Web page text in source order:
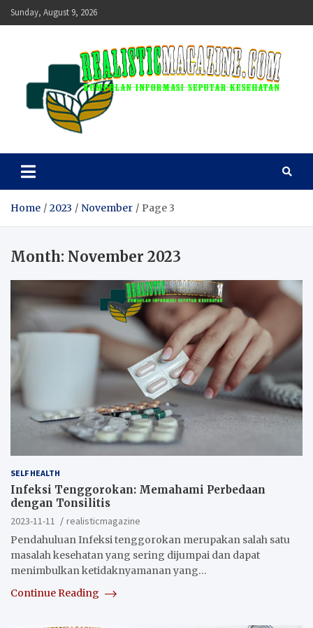
Skip
to
Sunday, August 9, 2026
realisticmagazine
Home 2023 November Page 3
Month: November 2023
SELF HEALTH
Infeksi Tenggorokan: Memahami Perbedaan
dengan Tonsilitis
2023-11-11
realisticmagazine
Pendahuluan Infeksi tenggorokan merupakan salah satu
masalah kesehatan yang sering dijumpai dan dapat
menimbulkan ketidaknyamanan yang…
Continue Reading